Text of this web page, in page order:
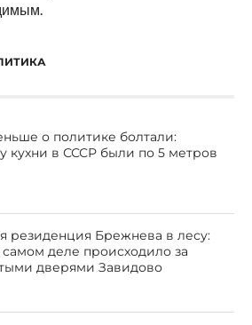
о политике болтали:
кухни в СССР были по 5 метров
резиденция Брежнева в лесу:
самом деле происходило за
дверями Завидово